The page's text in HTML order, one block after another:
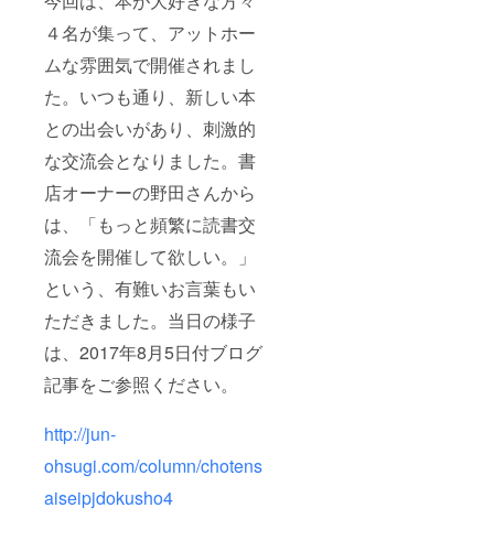
４名が集って、アットホー
ムな雰囲気で開催されまし
た。いつも通り、新しい本
との出会いがあり、刺激的
な交流会となりました。書
店オーナーの野田さんから
は、「もっと頻繁に読書交
流会を開催して欲しい。」
という、有難いお言葉もい
ただきました。当日の様子
は、2017年8月5日付ブログ
記事をご参照ください。
http://jun-
ohsugi.com/column/chotens
aiseipjdokusho4